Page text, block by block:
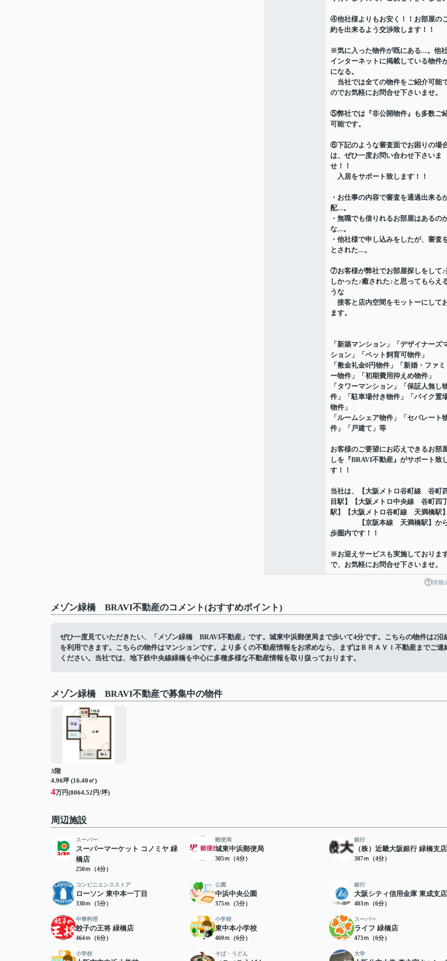
④他社様よりもお安く！！お部屋の
約を出来るよう交渉致します！！
※気に入った物件が既にある...。他
インターネットに掲載している物件
になる。
当社では全ての物件をご紹介可能
のでお気軽にお問合せ下さいませ。
⑤弊社では『非公開物件』も多数ご
可能です。
⑥下記のような審査面でお困りの場
は、ぜひ一度お問い合わせ下さいま
せ！！
入居をサポート致します！！
・お仕事の内容で審査を通過出来る
配...。
・無職でも借りれるお部屋はあるの
な...。
・他社様で申し込みをしたが、審査
とされた...。
⑦お客様が弊社でお部屋探しをして♪
しかった♪癒された♪と思ってもらえ
うな
接客と店内空間をモットーにして
ます。
「新築マンション」「デザイナーズ
ション」「ペット飼育可物件」
「敷金礼金0円物件」「新婚・ファミ
ー物件」「初期費用抑えめ物件」
「タワーマンション」「保証人無し
件」「駐車場付き物件」「バイク置
物件」
「ルームシェア物件」「セパレート
件」「戸建て」等
お客様のご要望にお応えできるお部
しを『BRAVI不動産』がサポート致
す！！
当社は、【大阪メトロ谷町線 谷町
目駅】【大阪メトロ中央線 谷町四
駅】【大阪メトロ谷町線 天満橋駅】
【京阪本線 天満橋駅】か
歩圏内です！！
※お迎えサービスも実施しておりま
で、お気軽にお問合せ下さいませ。
情報
メゾン緑橋 BRAVI不動産のコメント(おすすめポイント)
ぜひ一度見ていただきたい、「メゾン緑橋 BRAVI不動産」です。城東中浜郵便局まで歩いて4分です。こちらの物件は2沿
を利用できます。こちらの物件はマンションです。より多くの不動産情報をお求めなら、まずはＢＲＡＶＩ不動産までご連
ください。当社では、地下鉄中央線緑橋を中心に多種多様な不動産情報を取り扱っております。
メゾン緑橋 BRAVI不動産で募集中の物件
3階
4.96坪 (16.40㎡)
4万円(8064.52円/坪)
周辺施設
スーパー
スーパーマーケット コノミヤ 緑
橋店
250ｍ（4分）
郵便局
城東中浜郵便局
305ｍ（4分）
銀行
（株）近畿大阪銀行 緑橋支店
307ｍ（4分）
コンビニエンスストア
ローソン 東中本一丁目
330ｍ（5分）
公園
中浜中央公園
375ｍ（5分）
銀行
大阪シティ信用金庫 東成支店
403ｍ（6分）
中華料理
餃子の王将 緑橋店
464ｍ（6分）
小学校
東中本小学校
469ｍ（6分）
スーパー
ライフ 緑橋店
473ｍ（6分）
小学校 そば・うどん 大学